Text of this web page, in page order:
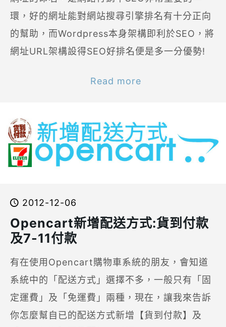
環，好的網址能對網站搜尋引擎排名有十分正向
的幫助，而Wordpress本身架構即利於SEO，將
網址URL架構設得SEO好排名便是多一分優勢!
Read more
2012-12-06
Opencart新增配送方式:貨到付款
及7-11付款
有在使用Opencart購物車系統的朋友，會知道
系統中的「配送方式」選擇不多，一般只有「固
定運費」及「免運費」兩種，現在，讓我來告訴
你怎麼幫自已的配送方式新增【貨到付款】及